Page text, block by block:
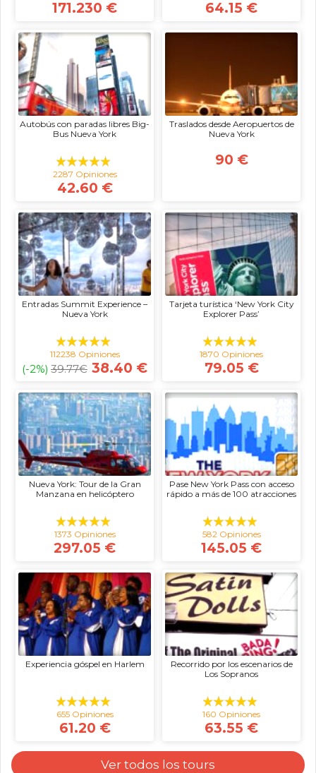
171.230 € 64.15 €
Autobús con paradas libres Big-
Bus Nueva York
2287 Opiniones
42.60 €
Traslados desde Aeropuertos de
Nueva York
90 €
Entradas Summit Experience –
Nueva York
112238 Opiniones
(-2%) 39.77€ 38.40 €
Tarjeta turística ‘New York City
Explorer Pass’
1870 Opiniones
79.05 €
Nueva York: Tour de la Gran
Manzana en helicóptero
1373 Opiniones
297.05 €
Pase New York Pass con acceso
rápido a más de 100 atracciones
582 Opiniones
145.05 €
Experiencia góspel en Harlem
655 Opiniones
61.20 €
Recorrido por los escenarios de
Los Sopranos
160 Opiniones
63.55 €
Ver todos los tours